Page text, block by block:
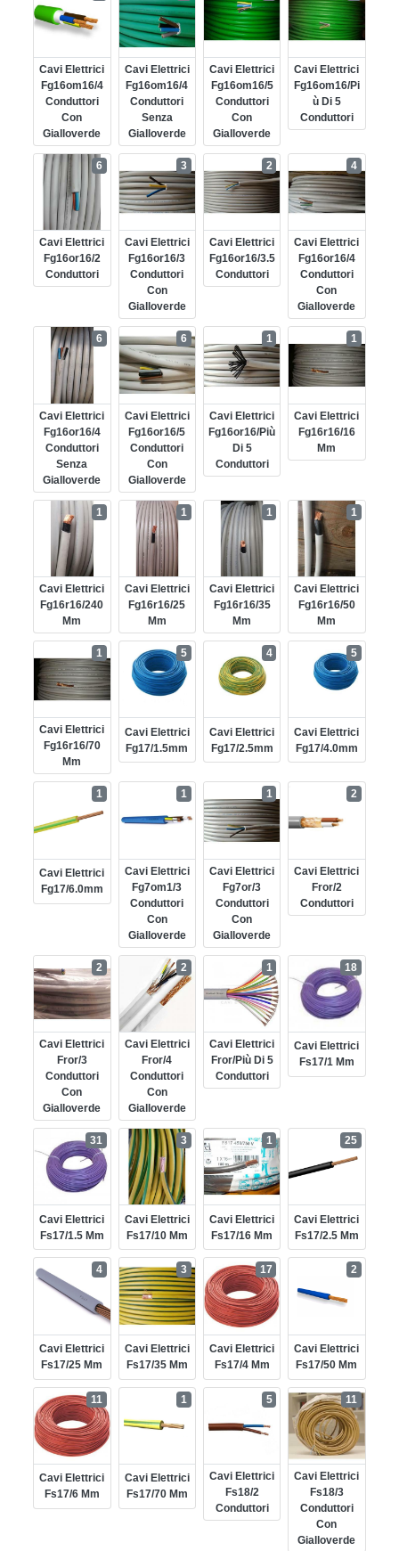
Cavi Elettrici
Fg16om16/4
Conduttori
Con
Gialloverde
Cavi Elettrici
Fg16om16/4
Conduttori
Senza
Gialloverde
Cavi Elettrici
Fg16om16/5
Conduttori
Con
Gialloverde
Cavi Elettrici
Fg16om16/pi
Ù Di 5
Conduttori
Cavi Elettrici
Fg16or16/2
Conduttori
6
Cavi Elettrici
Fg16or16/3
Conduttori
Con
Gialloverde
3
Cavi Elettrici
Fg16or16/3.5
Conduttori
2
Cavi Elettrici
Fg16or16/4
Conduttori
Con
Gialloverde
4
Cavi Elettrici
Fg16or16/4
Conduttori
Senza
Gialloverde
6
Cavi Elettrici
Fg16or16/5
Conduttori
Con
Gialloverde
6
Cavi Elettrici
Fg16or16/più
Di 5
Conduttori
1
Cavi Elettrici
Fg16r16/16
Mm
1
Cavi Elettrici
Fg16r16/240
Mm
1
Cavi Elettrici
Fg16r16/25
Mm
1
Cavi Elettrici
Fg16r16/35
Mm
1
Cavi Elettrici
Fg16r16/50
Mm
1
Cavi Elettrici
Fg16r16/70
Mm
1
Cavi Elettrici
Fg17/1.5mm
5
Cavi Elettrici
Fg17/2.5mm
4
Cavi Elettrici
Fg17/4.0mm
5
Cavi Elettrici
Fg17/6.0mm
1
Cavi Elettrici
Fg7om1/3
Conduttori
Con
Gialloverde
1
Cavi Elettrici
Fg7or/3
Conduttori
Con
Gialloverde
1
Cavi Elettrici
Fror/2
Conduttori
2
Cavi Elettrici
Fror/3
Conduttori
Con
Gialloverde
2
Cavi Elettrici
Fror/4
Conduttori
Con
Gialloverde
2
Cavi Elettrici
Fror/più Di 5
Conduttori
1
Cavi Elettrici
Fs17/1 Mm
18
Cavi Elettrici
Fs17/1.5 Mm
31
Cavi Elettrici
Fs17/10 Mm
3
Cavi Elettrici
Fs17/16 Mm
1
Cavi Elettrici
Fs17/2.5 Mm
25
Cavi Elettrici
Fs17/25 Mm
4
Cavi Elettrici
Fs17/35 Mm
3
Cavi Elettrici
Fs17/4 Mm
17
Cavi Elettrici
Fs17/50 Mm
2
Cavi Elettrici
Fs17/6 Mm
11
Cavi Elettrici
Fs17/70 Mm
1
Cavi Elettrici
Fs18/2
Conduttori
5
Cavi Elettrici
Fs18/3
Conduttori
Con
Gialloverde
11